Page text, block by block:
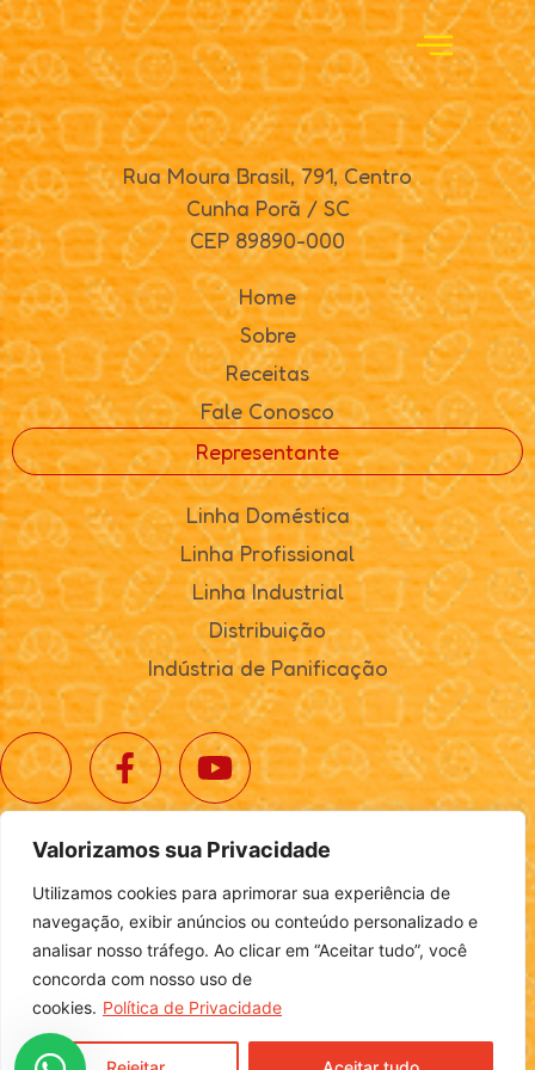
Valorizamos sua Privacidade
Utilizamos cookies para aprimorar sua experiência de
navegação, exibir anúncios ou conteúdo personalizado e
analisar nosso tráfego. Ao clicar em “Aceitar tudo”, você
concorda com nosso uso de
cookies. Política de Privacidade
Rua Moura Brasil, 791, Centro
Cunha Porã / SC
CEP 89890-000
Home
Sobre
Receitas
Fale Conosco
Representante
Linha Doméstica
Linha Profissional
Linha Industrial
Distribuição
Indústria de Panificação
© 2025. Realta Alimentos. Todos os direitos reservados.
Política de Privacidade|Definições de Cookies
Desenvolvido por